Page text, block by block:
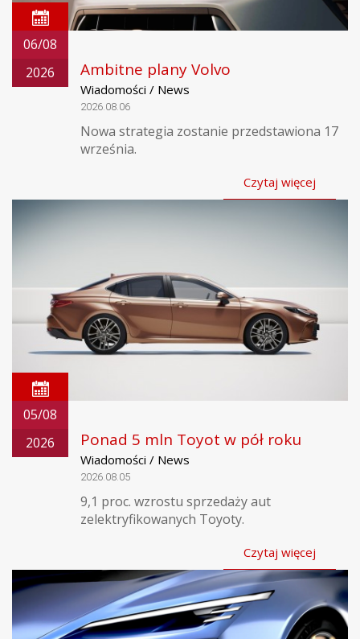
06/08
2026
Ambitne plany Volvo
Wiadomości / News
2026.08.06
Nowa strategia zostanie przedstawiona 17
września.
Czytaj więcej
05/08
2026
Ponad 5 mln Toyot w pół roku
Wiadomości / News
2026.08.05
9,1 proc. wzrostu sprzedaży aut
zelektryfikowanych Toyoty.
Czytaj więcej